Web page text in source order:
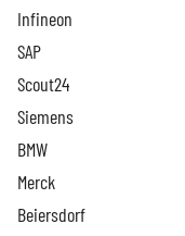
Infineon
SAP
Scout24
Siemens
BMW
Merck
Beiersdorf